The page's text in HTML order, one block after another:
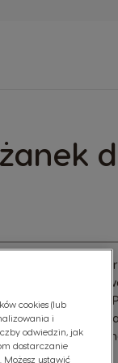
szklanki do
będzie
spienioną cremę.
włoskim
smakiem
cookies (lub
i
odwiedzin, jak
dostarczanie
Możesz ustawić